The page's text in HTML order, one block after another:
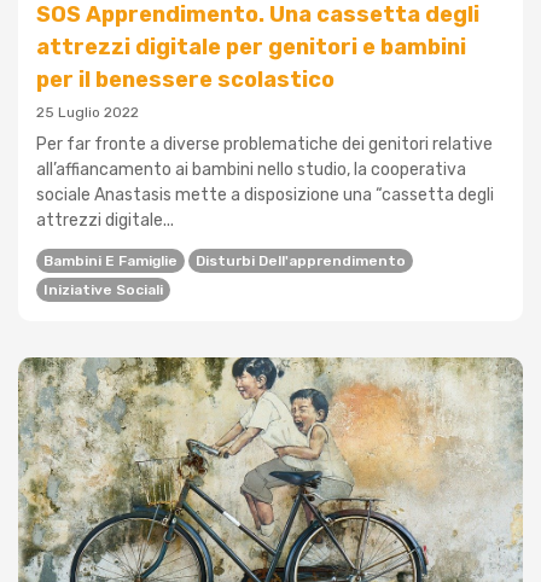
SOS Apprendimento. Una cassetta degli
attrezzi digitale per genitori e bambini
per il benessere scolastico
25 Luglio 2022
Per far fronte a diverse problematiche dei genitori relative
all’affiancamento ai bambini nello studio, la cooperativa
sociale Anastasis mette a disposizione una “cassetta degli
attrezzi digitale...
Bambini E Famiglie
Disturbi Dell'apprendimento
Iniziative Sociali